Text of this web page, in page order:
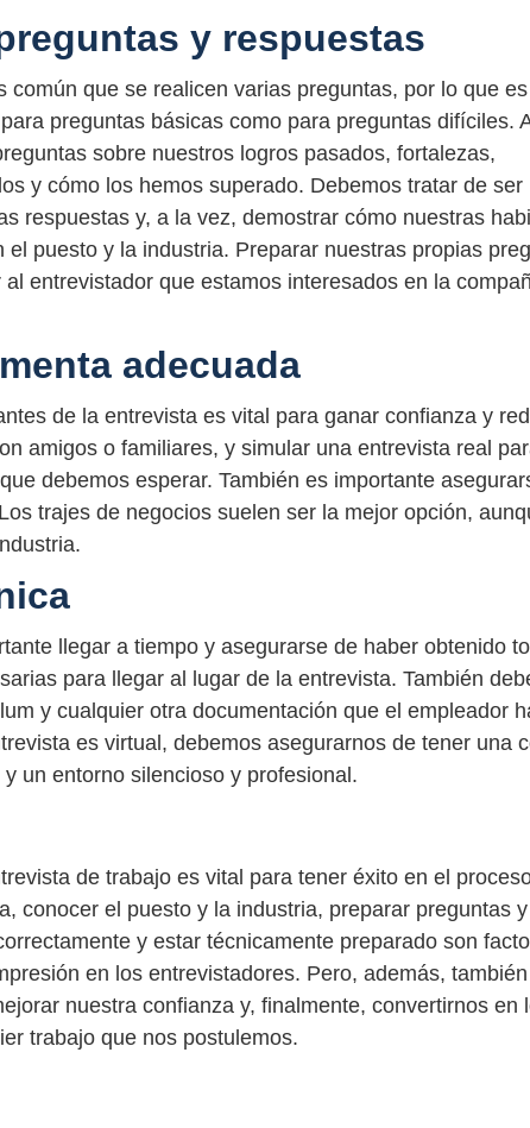
y respuestas
común que se realicen varias preguntas, por lo que
preguntas básicas como para preguntas difíciles.
sobre nuestros logros pasados, fortalezas,
y cómo los hemos superado. Debemos tratar de ser
respuestas y, a la vez, demostrar cómo nuestras
puesto y la industria. Preparar nuestras propias
entrevistador que estamos interesados en la
adecuada
de la entrevista es vital para ganar confianza y
amigos o familiares, y simular una entrevista real
debemos esperar. También es importante
trajes de negocios suelen ser la mejor opción,
llegar a tiempo y asegurarse de haber obtenido
para llegar al lugar de la entrevista. También
y cualquier otra documentación que el empleador
es virtual, debemos asegurarnos de tener una
un entorno silencioso y profesional.
de trabajo es vital para tener éxito en el
conocer el puesto y la industria, preparar preguntas y
y estar técnicamente preparado son
en los entrevistadores. Pero, además,
nuestra confianza y, finalmente, convertirnos en
trabajo que nos postulemos.